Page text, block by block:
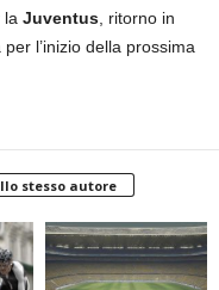
la Juventus , ritorno in
l’inizio della prossima
stesso autore